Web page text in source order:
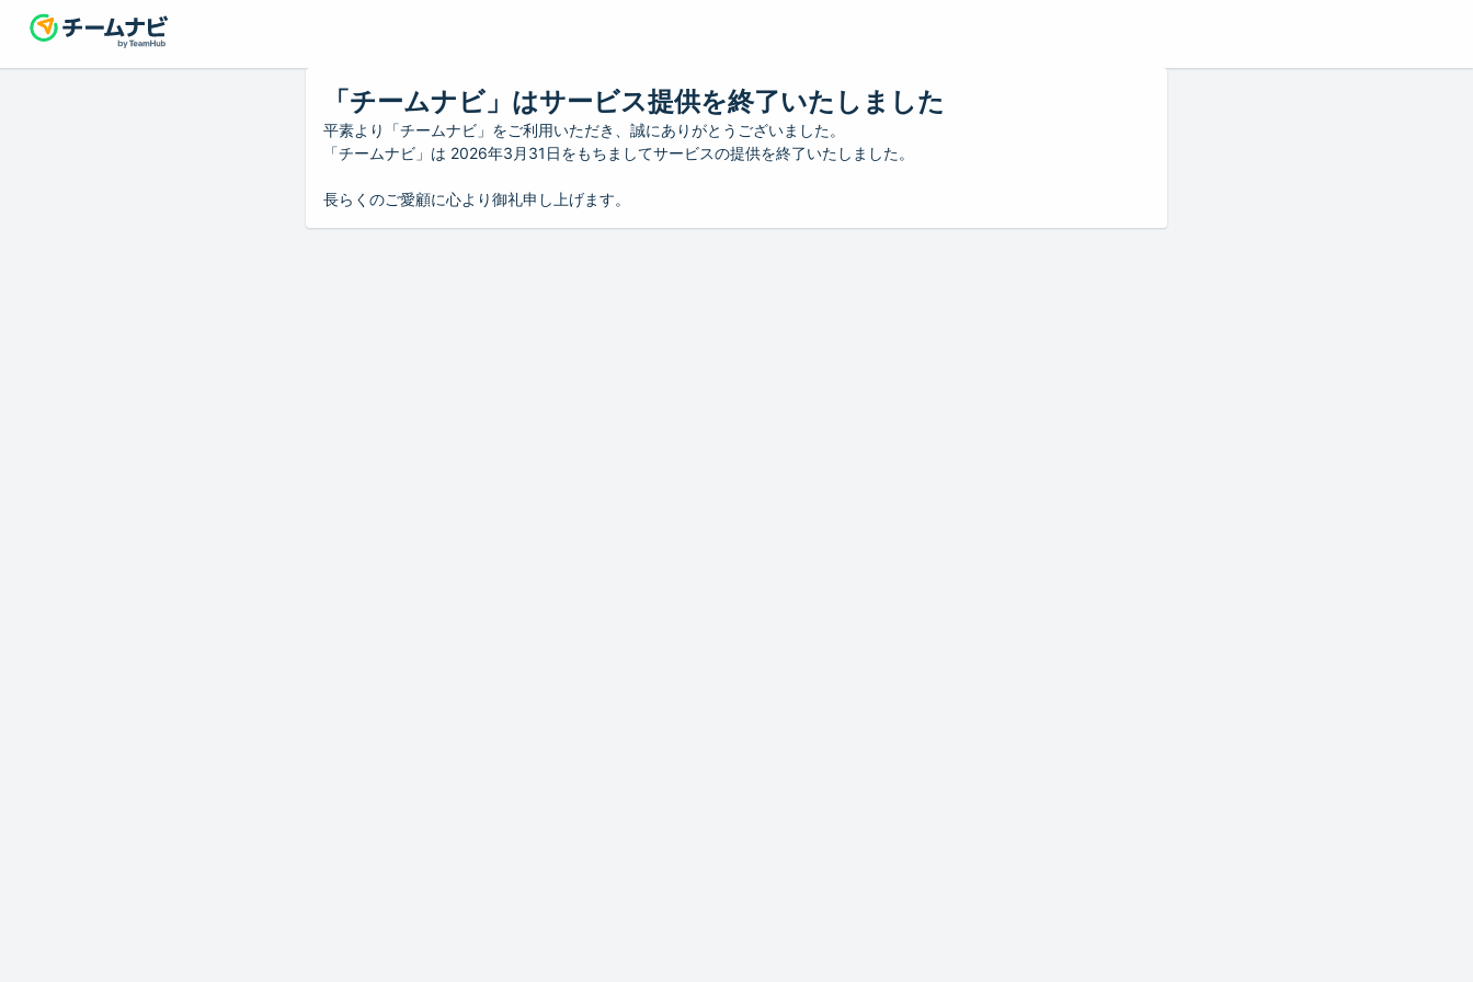
「チームナビ」はサービス提供を終了いたしました
平素より「チームナビ」をご利用いただき、誠にありがとうございました。
「チームナビ」は 2026年3月31日をもちましてサービスの提供を終了いたしました。
長らくのご愛顧に心より御礼申し上げます。